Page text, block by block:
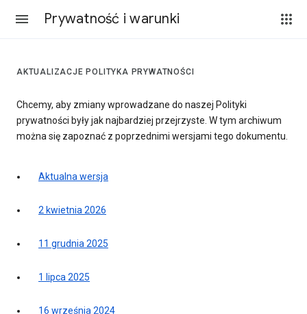
Prywatność i warunki
AKTUALIZACJE POLITYKA PRYWATNOŚCI
Chcemy, aby zmiany wprowadzane do naszej Polityki
prywatności były jak najbardziej przejrzyste. W tym archiwum
można się zapoznać z poprzednimi wersjami tego dokumentu.
Aktualna wersja
2 kwietnia 2026
11 grudnia 2025
1 lipca 2025
16 września 2024